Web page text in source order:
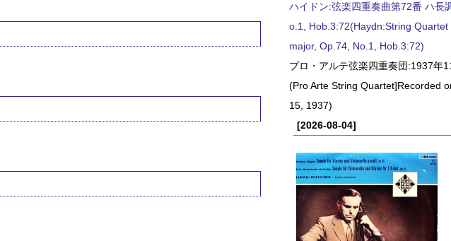
ハイドン:弦楽四重奏曲第72番 ハ長
o.1, Hob.3:72(Haydn:String Quartet
major, Op.74, No.1, Hob.3:72)
プロ・アルテ弦楽四重奏団:1937年
(Pro Arte String Quartet]Recorded
15, 1937)
[2026-08-04]